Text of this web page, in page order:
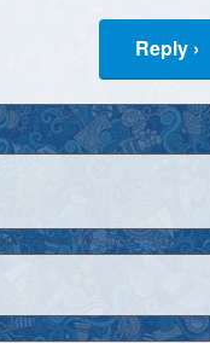
Reply ›